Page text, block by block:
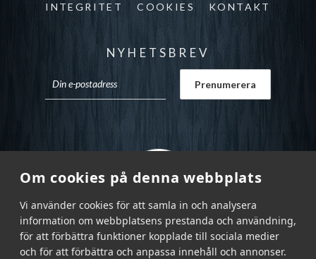
Om cookies på denna webbplats
Vi använder cookies för att samla in och analysera
information om webbplatsens prestanda och användning,
för att förbättra funktioner kopplade till sociala medier
och för att förbättra och anpassa innehåll och annonser.
INTEGRITET COOKIES KONTAKT
NYHETSBREV